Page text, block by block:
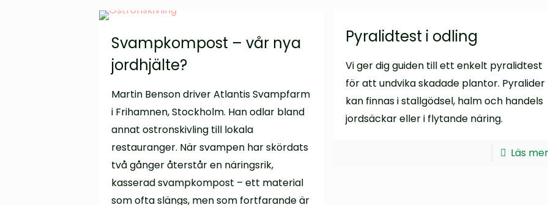
Svampkompost – vår nya
jordhjälte?
Martin Benson driver Atlantis Svampfarm
i Frihamnen, Stockholm. Han odlar bland
annat ostronskivling till lokala
restauranger. När svampen har skördats
två gånger återstår en näringsrik,
kasserad svampkompost – ett material
som ofta slängs, men som fortfarande är
Pyralidtest i odling
Vi ger dig guiden till ett enkelt pyralidtest
för att undvika skadade plantor. Pyralider
kan finnas i stallgödsel, halm och handels
jordsäckar eller i flytande näring.
Läs